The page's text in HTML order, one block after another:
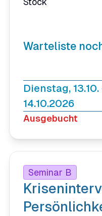
Warteliste
Dienstag,
14.10.2026
Ausgebucht
Seminar B